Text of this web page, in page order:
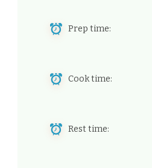
Prep time:
Cook time:
Rest time: